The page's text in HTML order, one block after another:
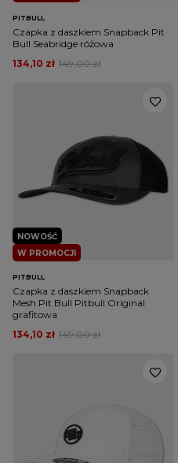
PITBULL
Czapka z daszkiem Snapback Pit
Bull Seabridge różowa
149,00 zł
134,10 zł
W PROMOCJI
NOWOŚĆ
PITBULL
Czapka z daszkiem Snapback
Mesh Pit Bull Pitbull Original
grafitowa
149,00 zł
134,10 zł